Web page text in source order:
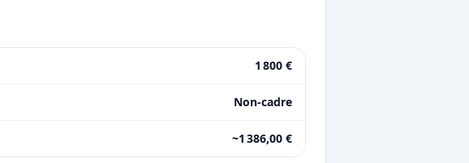
1 800 €
Non-cadre
~1 386,00 €